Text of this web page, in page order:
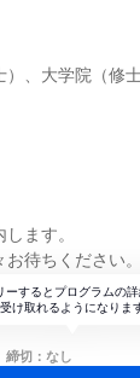
、大学院（修
ます。
待ちください。
ーするとプログラムの
受け取れるようになりま
締切：なし